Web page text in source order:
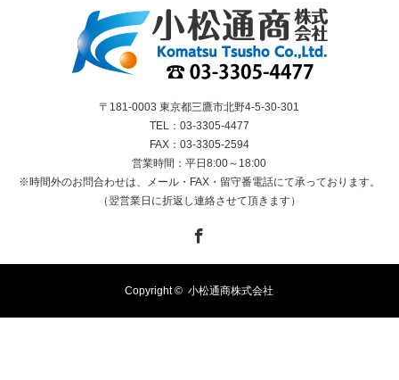
〒181-0003 東京都三鷹市北野4-5-30-301
TEL：03-3305-4477
FAX：03-3305-2594
営業時間：平日8:00～18:00
※時間外のお問合わせは、メール・FAX・留守番電話にて承っております。
（翌営業日に折返し連絡させて頂きます）
Copyright ©小松通商株式会社